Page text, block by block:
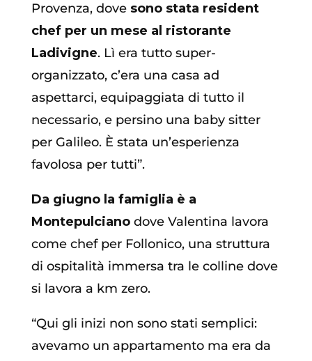
Provenza, dovesono stata resident
chef per un mese al ristorante
Ladivigne. Lì era tutto super-
organizzato, c’era una casa ad
aspettarci, equipaggiata di tutto il
necessario, e persino una baby sitter
per Galileo. È stata un’esperienza
favolosa per tutti”.
Da giugno la famiglia è a
Montepulcianodove Valentina lavora
come chef per Follonico, una struttura
di ospitalità immersa tra le colline dove
si lavora a km zero.
“Qui gli inizi non sono stati semplici:
avevamo un appartamento ma era da